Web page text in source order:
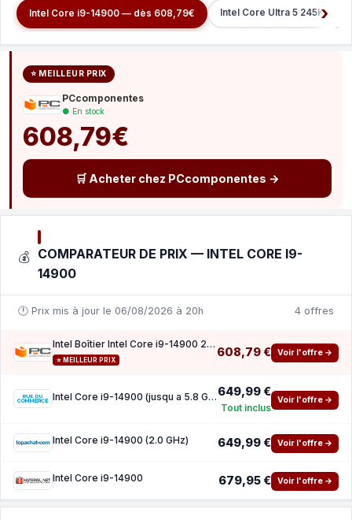
Intel Core i9-14900 — dès 608,79€ Intel Core Ultra 5 245K —
⭐ MEILLEUR PRIX
PCcomponentes
● En stock
608,79€
🛒 Acheter chez PCcomponentes →
💰 COMPARATEUR DE PRIX — INTEL CORE I9-
14900
🕐 Prix mis à jour le 06/08/2026 à 20h 4 offres
Intel Boîtier Intel Core i9-14900 2,1 5,8 GHz
⭐ MEILLEUR PRIX
608,79 € Voir l'offre →
Intel Core i9-14900 (jusqu a 5.8 GHz) 649,99 €
Tout inclus
Voir l'offre →
Intel Core i9-14900 (2.0 GHz) 649,99 € Voir l'offre →
Intel Core i9-14900 679,95 € Voir l'offre →